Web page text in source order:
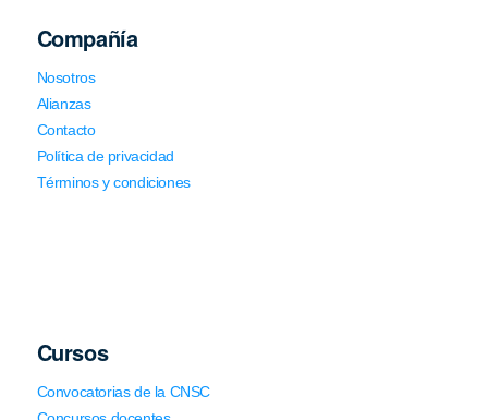
Compañía
Nosotros
Alianzas
Contacto
Política de privacidad
Términos y condiciones
Cursos
Convocatorias de la CNSC